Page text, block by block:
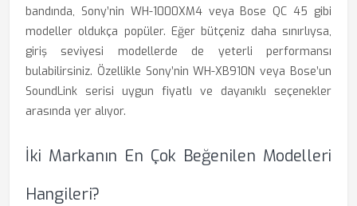
bandında, Sony’nin WH-1000XM4 veya Bose QC 45 gibi
modeller oldukça popüler. Eğer bütçeniz daha sınırlıysa,
giriş seviyesi modellerde de yeterli performansı
bulabilirsiniz. Özellikle Sony’nin WH-XB910N veya Bose’un
SoundLink serisi uygun fiyatlı ve dayanıklı seçenekler
arasında yer alıyor.
İki Markanın En Çok Beğenilen Modelleri
Hangileri?